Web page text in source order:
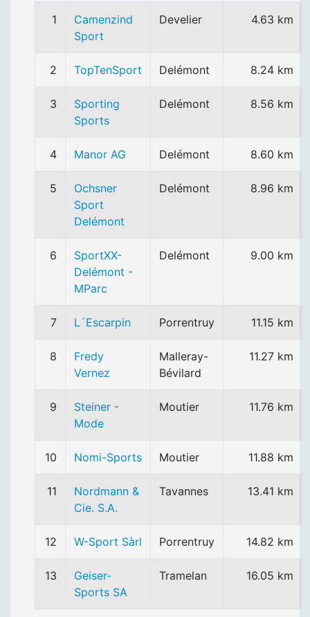
1
Camenzind
Sport
Develier 4.63 km
2 TopTenSport Delémont 8.24 km
3
Sporting
Sports
Delémont 8.56 km
4 Manor AG Delémont 8.60 km
5
Ochsner
Sport
Delémont
Delémont 8.96 km
6
SportXX-
Delémont -
MParc
Delémont 9.00 km
7 L´Escarpin Porrentruy 11.15 km
8
Fredy
Vernez
Malleray-
Bévilard
11.27 km
9
Steiner -
Mode
Moutier 11.76 km
10 Nomi-Sports Moutier 11.88 km
11
Nordmann &
Cie. S.A.
Tavannes 13.41 km
12 W-Sport Sàrl Porrentruy 14.82 km
13
Geiser-
Sports SA
Tramelan 16.05 km